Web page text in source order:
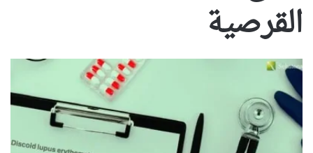
القرصية